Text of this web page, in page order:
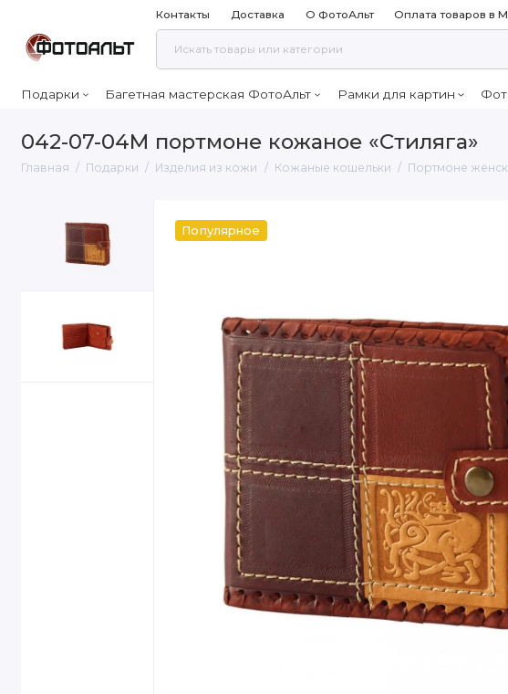
Контакты Доставка О ФотоАльт Оплата товаров в
Подарки Багетная мастерская ФотоАльт Рамки для картин
042-07-04М портмоне кожаное «Стиляга»
Главная Подарки Изделия из кожи Кожаные кошельки Портмоне
Популярное